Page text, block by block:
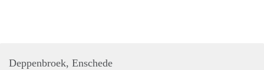
Deppenbroek, Enschede